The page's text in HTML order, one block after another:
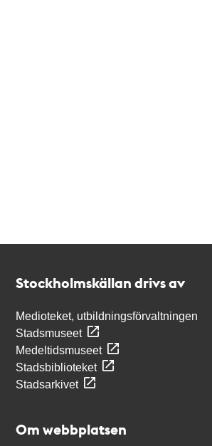
Stockholmskällan drivs av
Medioteket, utbildningsförvaltningen
Stadsmuseet
Medeltidsmuseet
Stadsbiblioteket
Stadsarkivet
Om webbplatsen